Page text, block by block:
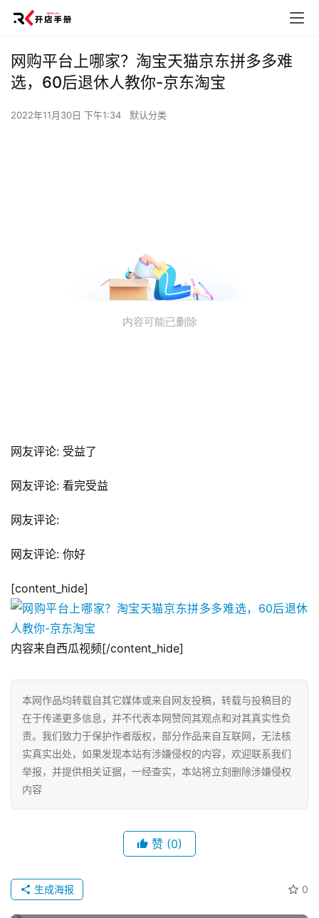
营
网购平台上哪家？淘宝天猫京东拼多多难
选，60后退休人教你-京东淘宝
2022年11月30日 下午1:34 默认分类
网友评论: 受益了
网友评论: 看完受益
网友评论:
网友评论: 你好
[content_hide]
内容来自西瓜视频[/content_hide]
本网作品均转载自其它媒体或来自网友投稿，转载与投稿目的
在于传递更多信息，并不代表本网赞同其观点和对其真实性负
责。我们致力于保护作者版权，部分作品来自互联网，无法核
实真实出处，如果发现本站有涉嫌侵权的内容，欢迎联系我们
举报，并提供相关证据，一经查实，本站将立刻删除涉嫌侵权
内容
赞 (0)
0
生成海报